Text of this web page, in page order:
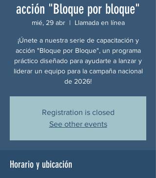
acción "Bloque por bloque"
mié, 29 abr
  |
Llamada en línea
¡Únete a nuestra serie de capacitación y
acción "Bloque por Bloque", un programa
práctico diseñado para ayudarte a lanzar y
liderar un equipo para la campaña nacional
de 2026!
Registration is closed
See other events
Horario y ubicación